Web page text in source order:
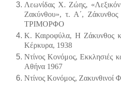
Λεωνίδας Χ. Ζώης, «Λεξικόν
Ζακύνθου», τ. Α΄,
ΤΡΙΜΟΡΦΟ
Κ. Καιροφύλα, Η Ζάκυνθος
Κέρκυρα, 1938
Ντίνος Κονόμος, Εκκλησιές
Αθήνα 1967
Ντίνος Κονόμος, Ζακυνθινοί